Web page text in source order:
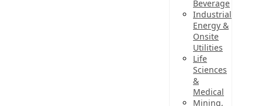
Beverage
Industrial
Energy &
Onsite
Utilities
Life
Sciences
&
Medical
Mining,